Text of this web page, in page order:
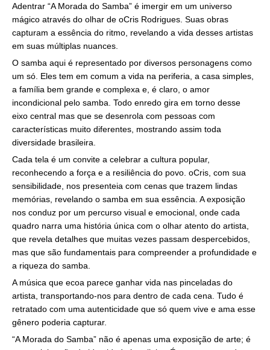
Adentrar “A Morada do Samba” é imergir em um universo
mágico através do olhar de oCris Rodrigues. Suas obras
capturam a essência do ritmo, revelando a vida desses artistas
em suas múltiplas nuances.
O samba aqui é representado por diversos personagens como
um só. Eles tem em comum a vida na periferia, a casa simples,
a família bem grande e complexa e, é claro, o amor
incondicional pelo samba. Todo enredo gira em torno desse
eixo central mas que se desenrola com pessoas com
características muito diferentes, mostrando assim toda
diversidade brasileira.
Cada tela é um convite a celebrar a cultura popular,
reconhecendo a força e a resiliência do povo. oCris, com sua
sensibilidade, nos presenteia com cenas que trazem lindas
memórias, revelando o samba em sua essência. A exposição
nos conduz por um percurso visual e emocional, onde cada
quadro narra uma história única com o olhar atento do artista,
que revela detalhes que muitas vezes passam despercebidos,
mas que são fundamentais para compreender a profundidade e
a riqueza do samba.
A música que ecoa parece ganhar vida nas pinceladas do
artista, transportando-nos para dentro de cada cena. Tudo é
retratado com uma autenticidade que só quem vive e ama esse
gênero poderia capturar.
“A Morada do Samba” não é apenas uma exposição de arte; é